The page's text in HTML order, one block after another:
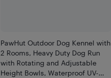
PawHut Outdoor Dog Kennel with
2 Rooms, Heavy Duty Dog Run
with Rotating and Adjustable
Height Bowls, Waterproof UV-